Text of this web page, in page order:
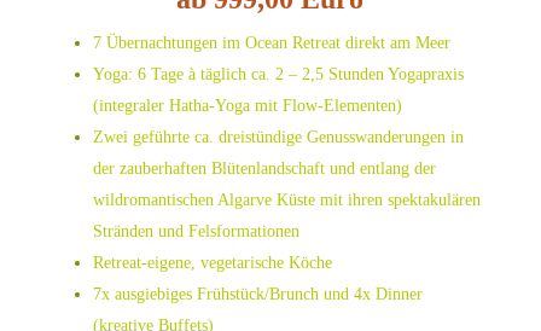
7 Übernachtungen im Ocean Retreat direkt am Meer
Yoga: 6 Tage à täglich ca. 2 – 2,5 Stunden Yogapraxis
(integraler Hatha-Yoga mit Flow-Elementen)
Zwei geführte ca. dreistündige Genusswanderungen in
der zauberhaften Blütenlandschaft und entlang der
wildromantischen Algarve Küste mit ihren spektakulären
Stränden und Felsformationen
Retreat-eigene, vegetarische Köche
7x ausgiebiges Frühstück/Brunch und 4x Dinner
(kreative Buffets)